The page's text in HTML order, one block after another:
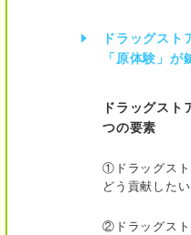
ドラッグスト
「原体験」が
ドラッグスト
つの要素
①ドラッグスト
どう貢献した
②ドラッグスト